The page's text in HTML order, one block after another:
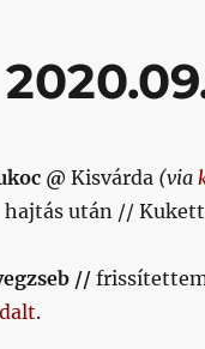
@ Kisvárda (via
hajtás után //
//
.